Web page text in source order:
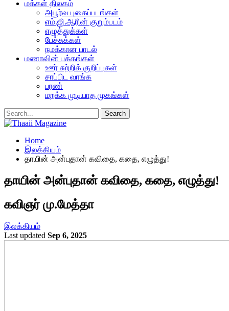
மக்கள் திலகம்
அபூர்வ புகைப்படங்கள்
எம்.ஜி.ஆரின் குறும்படம்
எழுத்துக்கள்
பேச்சுக்கள்
நமக்கான பாடல்
மணாவின் பக்கங்கள்
ஊர் சுற்றிக் குறிப்புகள்
சாப்பிட வாங்க
பரண்
மறக்க முடியாத முகங்கள்
Home
இலக்கியம்
தாயின் அன்புதான் கவிதை, கதை, எழுத்து!
தாயின் அன்புதான் கவிதை, கதை, எழுத்து!
கவிஞர் மு.மேத்தா
இலக்கியம்
Last updated Sep 6, 2025